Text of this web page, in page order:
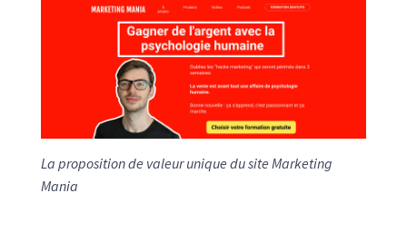
La proposition de valeur unique du site Marketing
Mania